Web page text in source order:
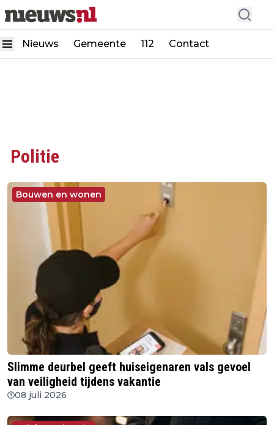
Nieuws Gemeente 112 Contact
Politie
Bouwen en wonen
Slimme deurbel geeft huiseigenaren vals gevoel
van veiligheid tijdens vakantie
08 juli 2026